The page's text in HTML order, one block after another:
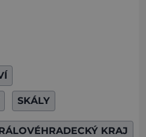
SKÁLY
KRAJ